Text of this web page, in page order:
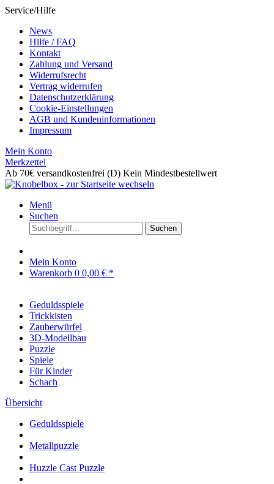
Service/Hilfe
News
Hilfe / FAQ
Kontakt
Zahlung und Versand
Widerrufsrecht
Vertrag widerrufen
Datenschutzerklärung
Cookie-Einstellungen
AGB und Kundeninformationen
Impressum
Mein Konto
Merkzettel
Ab 70€ versandkostenfrei (D) Kein Mindestbestellwert
Menü
Suchen
Suchen
Mein Konto
Warenkorb 0 0,00 € *
Geduldsspiele
Trickkisten
Zauberwürfel
3D-Modellbau
Puzzle
Spiele
Für Kinder
Schach
Übersicht
Geduldsspiele
Metallpuzzle
Huzzle Cast Puzzle